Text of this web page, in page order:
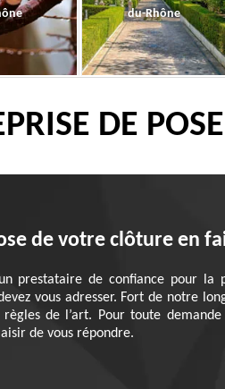
du-Rhône
DE
de votre clôture en
prestataire de confiance pour
vous adresser. Fort de notre
de l’art. Pour toute
de vous répondre.